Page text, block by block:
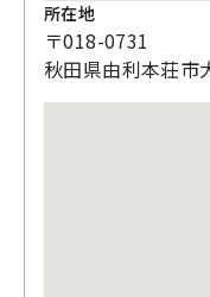
所在地
〒018-0731
秋田県由利本荘市